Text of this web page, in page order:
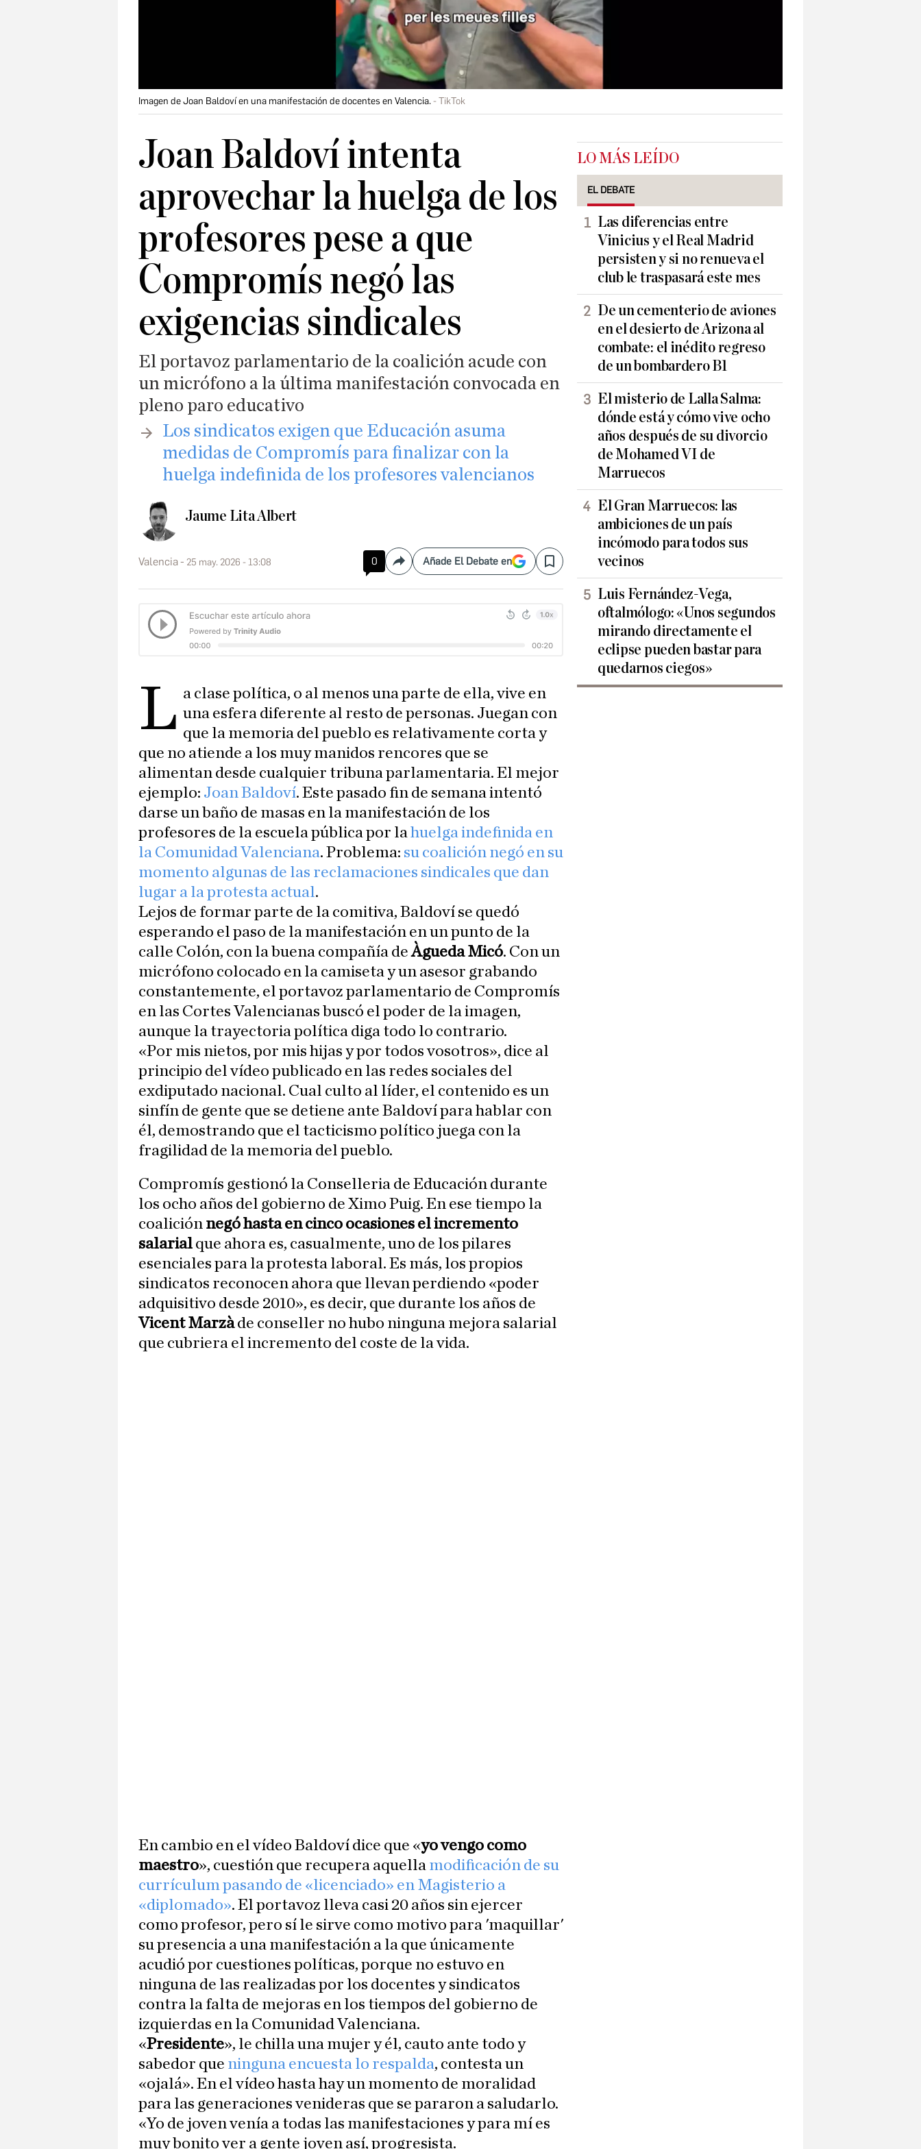
Imagen de Joan Baldoví en una manifestación de docentes en Valencia. TikTok
Joan Baldoví intenta
aprovechar la huelga de los
profesores pese a que
Compromís negó las
exigencias sindicales
El portavoz parlamentario de la coalición acude con
un micrófono a la última manifestación convocada en
pleno paro educativo
​Los sindicatos exigen que Educación asuma
medidas de Compromís para finalizar con la
huelga indefinida de los profesores valencianos
Jaume Lita Albert
Valencia 25 may. 2026 - 13:08 0 CompartirAñade El Debate en Save
L a clase política, o al menos una parte de ella, vive en
una esfera diferente al resto de personas. Juegan con
que la memoria del pueblo es relativamente corta y
que no atiende a los muy manidos rencores que se
alimentan desde cualquier tribuna parlamentaria. El mejor
ejemplo: Joan Baldoví. Este pasado fin de semana intentó
darse un baño de masas en la manifestación de los
profesores de la escuela pública por lahuelga indefinida en
la Comunidad Valenciana. Problema: su coalición negó en su
momento algunas de las reclamaciones sindicales que dan
lugar a la protesta actual.
Lejos de formar parte de la comitiva, Baldoví se quedó
esperando el paso de la manifestación en un punto de la
calle Colón, con la buena compañía deÀgueda Micó. Con un
micrófono colocado en la camiseta y un asesor grabando
constantemente, el portavoz parlamentario de Compromís
en las Cortes Valencianas buscó el poder de la imagen,
aunque la trayectoria política diga todo lo contrario.
«Por mis nietos, por mis hijas y por todos vosotros», dice al
principio del vídeo publicado en las redes sociales del
exdiputado nacional. Cual culto al líder, el contenido es un
sinfín de gente que se detiene ante Baldoví para hablar con
él, demostrando que el tacticismo político juega con la
fragilidad de la memoria del pueblo.
Compromís gestionó la Conselleria de Educación durante
los ocho años del gobierno de Ximo Puig. En ese tiempo la
coalición negó hasta en cinco ocasiones el incremento
salarial que ahora es, casualmente, uno de los pilares
esenciales para la protesta laboral. Es más, los propios
sindicatos reconocen ahora que llevan perdiendo «poder
adquisitivo desde 2010», es decir, que durante los años de
Vicent Marzàde conseller no hubo ninguna mejora salarial
que cubriera el incremento del coste de la vida.
En cambio en el vídeo Baldoví dice que «yo vengo como
maestro», cuestión que recupera aquella modificación de su
currículum pasando de «licenciado» en Magisterio a
«diplomado». El portavoz lleva casi 20 años sin ejercer
como profesor, pero sí le sirve como motivo para 'maquillar'
su presencia a una manifestación a la que únicamente
acudió por cuestiones políticas, porque no estuvo en
ninguna de las realizadas por los docentes y sindicatos
contra la falta de mejoras en los tiempos del gobierno de
izquierdas en la Comunidad Valenciana.
«Presidente», le chilla una mujer y él, cauto ante todo y
sabedor que ninguna encuesta lo respalda, contesta un
«ojalá». En el vídeo hasta hay un momento de moralidad
para las generaciones venideras que se pararon a saludarlo.
«Yo de joven venía a todas las manifestaciones y para mí es
muy bonito ver a gente joven así, progresista.
LO MÁS LEÍDO
EL DEBATE
Las diferencias entre
Vinicius y el Real Madrid
persisten y si no renueva el
club le traspasará este mes
De un cementerio de aviones
en el desierto de Arizona al
combate: el inédito regreso
de un bombardero B1
El misterio de Lalla Salma:
dónde está y cómo vive ocho
años después de su divorcio
de Mohamed VI de
Marruecos
El Gran Marruecos: las
ambiciones de un país
incómodo para todos sus
vecinos
Luis Fernández-Vega,
oftalmólogo: «Unos segundos
mirando directamente el
eclipse pueden bastar para
quedarnos ciegos»